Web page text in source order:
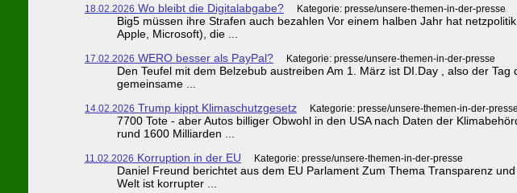
18.02.2026 Wo bleibt die Digitalabgabe? Kategorie: presse/unsere-themen-in-der-presse
Big5 müssen ihre Strafen auch bezahlen Vor einem halben Jahr hat
Apple, Microsoft), die ...
17.02.2026 WERO besser als PayPal? Kategorie: presse/unsere-themen-in-der-presse
Den Teufel mit dem Belzebub austreiben Am 1. März ist DI.Day , also der
gemeinsame ...
14.02.2026 Trump kippt Klimaschutzgesetz Kategorie: presse/unsere-themen-in-der-presse
7700 Tote - aber Autos billiger Obwohl in den USA nach Daten der
rund 1600 Milliarden ...
11.02.2026 Korruption in der EU Kategorie: presse/unsere-themen-in-der-presse
Daniel Freund berichtet aus dem EU Parlament Zum Thema Transparenz
Welt ist korrupter ...